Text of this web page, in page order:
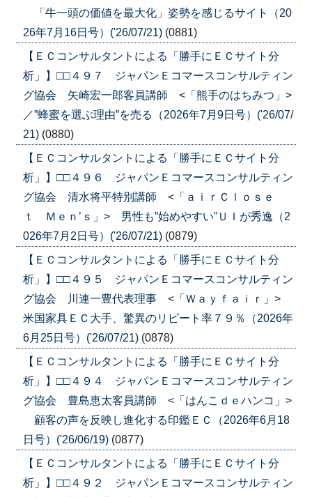
「牛一頭の価値を最大化」姿勢を感じるサイト（20
26年7月16日号）('26/07/21) (0881)
【ＥＣコンサルタントによる「勝手にＥＣサイト分
析」】□□４９７ ジャパンＥコマースコンサルティン
グ協会 矢崎宏一郎客員講師 <「熊手のはちみつ」>
／”蜂蜜を選ぶ理由”を売る（2026年7月9日号）('26/07/
21) (0880)
【ＥＣコンサルタントによる「勝手にＥＣサイト分
析」】□□４９６ ジャパンＥコマースコンサルティン
グ協会 清水将平特別講師 <「ａｉｒＣｌｏｓｅ
ｔ Ｍｅｎ’ｓ」> 男性も”始めやすい”ＵＩが秀逸（2
026年7月2日号）('26/07/21) (0879)
【ＥＣコンサルタントによる「勝手にＥＣサイト分
析」】□□４９５ ジャパンＥコマースコンサルティン
グ協会 川連一豊代表理事 <「Ｗａｙｆａｉｒ」>
米国家具ＥＣ大手、驚異のリピート率７９％（2026年
6月25日号）('26/07/21) (0878)
【ＥＣコンサルタントによる「勝手にＥＣサイト分
析」】□□４９４ ジャパンＥコマースコンサルティン
グ協会 豊島恵太客員講師 <「はんこｄｅハンコ」>
顧客の声を反映し進化する印鑑ＥＣ（2026年6月18
日号）('26/06/19) (0877)
【ＥＣコンサルタントによる「勝手にＥＣサイト分
析」】□□４９２ ジャパンＥコマースコンサルティン